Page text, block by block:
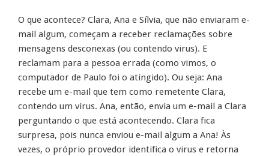
O que acontece? Clara, Ana e Sílvia, que não enviaram e-
mail algum, começam a receber reclamações sobre
mensagens desconexas (ou contendo virus). E
reclamam para a pessoa errada (como vimos, o
computador de Paulo foi o atingido). Ou seja: Ana
recebe um e-mail que tem como remetente Clara,
contendo um virus. Ana, então, envia um e-mail a Clara
perguntando o que está acontecendo. Clara fica
surpresa, pois nunca enviou e-mail algum a Ana! Às
vezes, o próprio provedor identifica o virus e retorna